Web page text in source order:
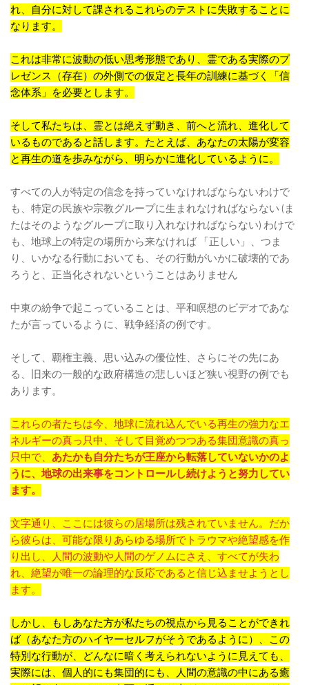
れ、自分に対して課されるこれらのテストに失敗することに
なります。
これは非常に波動の低い思考形態であり、霊である実際のプ
レゼンス（存在）の外側での仮定と長年の訓練に基づく「信
念体系」を必要とします。
そして私たちは、霊とは絶えず動き、前へと流れ、進化して
いるものであると話します。たとえば、あなたの太陽が変容
と再生の道を歩みながら、明らかに進化しているように。
すべての人が特定の信念を持っていなければならないわけで
も、特定の民族や宗教グループに生まれなければならない (ま
たはそのようなグループに取り入れなければならない) わけで
も、地球上の特定の場所から来なければ 「正しい」、つま
り、いかなる行動においても、その行動がいかに破壊的であ
ろうと、正当化されないということはありません
中東の紛争で起こっていることは、平和瞑想のビデオであな
たが言っているように、戦争経済の例です。
そして、覇権主義、思い込みの優位性、さらにその先にあ
る、旧来の一般的な政府構造の悲しいほど狭い視野の例でも
あります。
これらの者たちは今、地球に流れ込んでいる再生の強力なエ
ネルギーの真っ只中、そして目覚めつつある集団意識の真っ
只中で、 あたかも自分たちが王座から転落していないかのよ
うに、地球の出来事をコントロールし続けようと努力してい
ます。
文字通り、ここには彼らの居場所は残されていません。だか
ら彼らは、可能な限りあらゆる場所でトラウマや絶望感を作
り出し、人間の波動や人間のゲノムにさえ、すべてが失わ
れ、絶望が唯一の論理的な反応であると信じ込ませようとし
ます。
しかし、もしあなた方が私たちの視点から見ることができれ
ば（あなた方のハイヤーセルフがそうであるように）、この
特別な行動が、どんなに暗く考えられないように見えても、
実際には、個人的にも集団的にも、人間の意識の中にある癒